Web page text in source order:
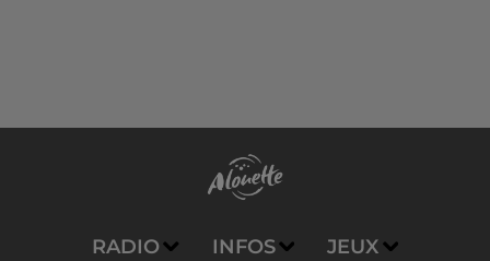
RADIO INFOS JEUX